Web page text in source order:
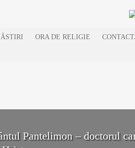
ORA DE RELIGIE
Pantelimon – doctorul